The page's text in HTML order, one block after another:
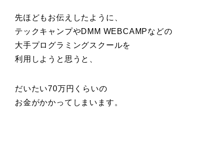
先ほどもお伝えしたように、
テックキャンプやDMM WEBCAMPなどの
大手プログラミングスクールを
利用しようと思うと、
だいたい70万円くらいの
お金がかかってしまいます。